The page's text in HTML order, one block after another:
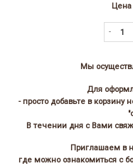
Цена
Мы
Для
- просто добавьте в
В течении дня с Вами
Приглашаем в
где можно ознакомиться с